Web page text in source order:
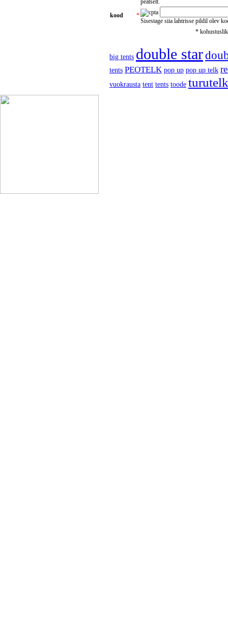
peatselt.
kood
*
Sisestage siia lahtrisse pildil olev
*
big tents double star
tents PEOTELK pop up pop up telk
vuokrausta tent tents toode turutelk